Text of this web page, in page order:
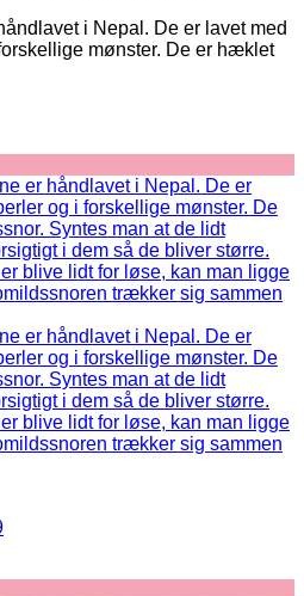
i Nepal. De er lavet med
mønster. De er hæklet